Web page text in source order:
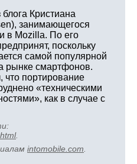
Кристиана
занимающегося
в Mozilla. По его
поскольку
самой популярной
рынке смартфонов.
что портирование
«техническими
как в случае с
.
intomobile.com